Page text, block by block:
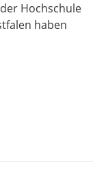
Hochschule
haben